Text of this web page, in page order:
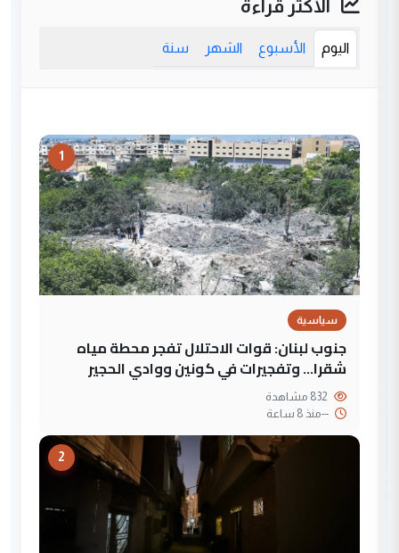
الأكثر قراءة
اليوم الأسبوع الشهر سنة
1
سياسية
جنوب لبنان: قوات الاحتلال تفجر محطة مياه
شقرا… وتفجيرات في كونين ووادي الحجير
--منذ 8 ساعة
2